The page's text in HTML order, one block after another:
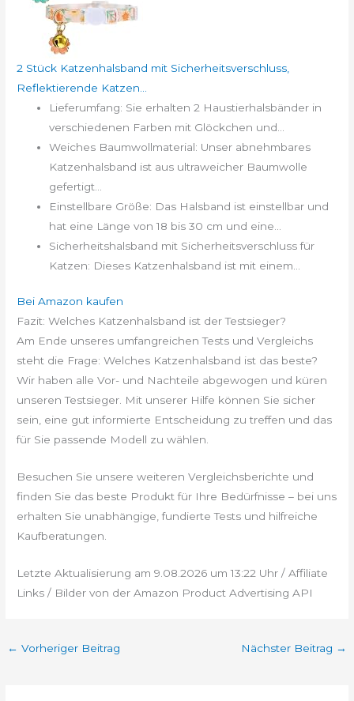
2 Stück Katzenhalsband mit Sicherheitsverschluss,
Reflektierende Katzen...
Lieferumfang: Sie erhalten 2 Haustierhalsbänder in
verschiedenen Farben mit Glöckchen und...
Weiches Baumwollmaterial: Unser abnehmbares
Katzenhalsband ist aus ultraweicher Baumwolle
gefertigt...
Einstellbare Größe: Das Halsband ist einstellbar und
hat eine Länge von 18 bis 30 cm und eine...
Sicherheitshalsband mit Sicherheitsverschluss für
Katzen: Dieses Katzenhalsband ist mit einem...
Bei Amazon kaufen
Fazit: Welches Katzenhalsband ist der Testsieger?
Am Ende unseres umfangreichen Tests und Vergleichs
steht die Frage: Welches Katzenhalsband ist das beste?
Wir haben alle Vor- und Nachteile abgewogen und küren
unseren Testsieger. Mit unserer Hilfe können Sie sicher
sein, eine gut informierte Entscheidung zu treffen und das
für Sie passende Modell zu wählen.
Besuchen Sie unsere weiteren Vergleichsberichte und
finden Sie das beste Produkt für Ihre Bedürfnisse – bei uns
erhalten Sie unabhängige, fundierte Tests und hilfreiche
Kaufberatungen.
Letzte Aktualisierung am 9.08.2026 um 13:22 Uhr / Affiliate
Links / Bilder von der Amazon Product Advertising API
← Vorheriger Beitrag Nächster Beitrag →